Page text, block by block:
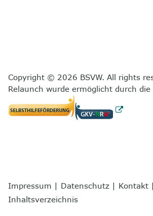
Copyright © 2026 BSVW. All rights
Relaunch wurde ermöglicht durch die
Impressum | Datenschutz | Kontakt |
Inhaltsverzeichnis